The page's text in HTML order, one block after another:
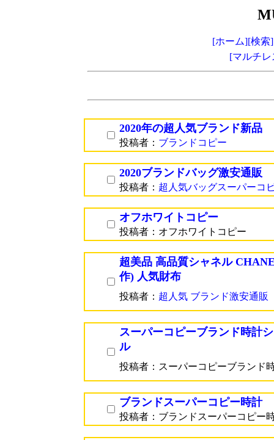
[ホーム][検索]
[マルチ
2020年の超人気ブランド新品
投稿者： ブランドコピー
2020ブランドバッグ激安通販
投稿者： 超人気バッグスーパーコ
オフホワイトコピー
投稿者：オフホワイトコピー
超美品 高品質シャネル
作) 人気財布
投稿者： 超人気 ブランド激安通販
スーパーコピーブランド時計
ル
投稿者：スーパーコピーブランド
ブランドスーパーコピー時計
投稿者：ブランドスーパーコピー